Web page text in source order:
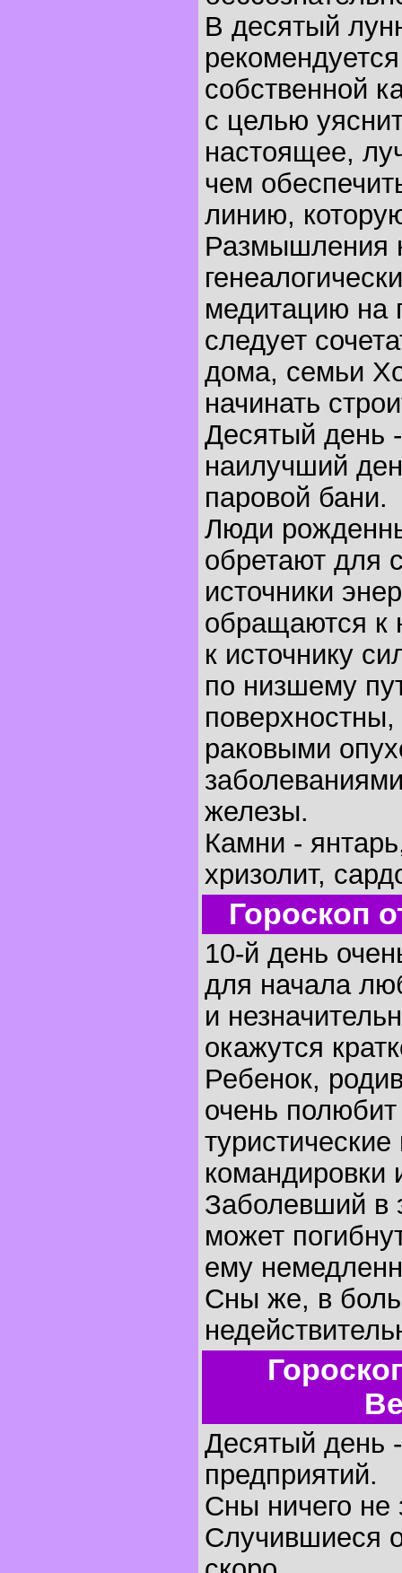
В десятый
собственной
с целью
настоящее,
чем
линию,
Размышления
медитацию на
следует
дома, семьи
начинать
Десятый день
наилучший
паровой бани.
Люди
обретают для
источники
обращаются к
к источнику
по низшему
раковыми
железы.
Камни -
хризолит,
Гороскоп
10-й день
для начала
и
окажутся
Ребенок,
очень полюбит
командировки
Заболевший в
может
ему
Сны же, в
Десятый день
предприятий.
Сны ничего не
Случившиеся